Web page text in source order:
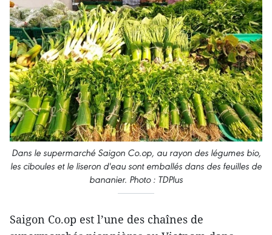
Dans le supermarché Saigon Co.op, au rayon des légumes bio,
les ciboules et le liseron d'eau sont emballés dans des feuilles de
bananier. Photo : TDPlus
Saigon Co.op est l’une des chaînes de